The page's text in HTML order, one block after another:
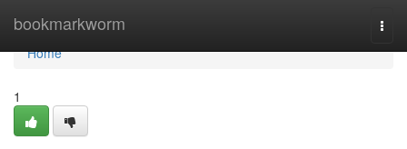
bookmarkworm
Home
Home
1